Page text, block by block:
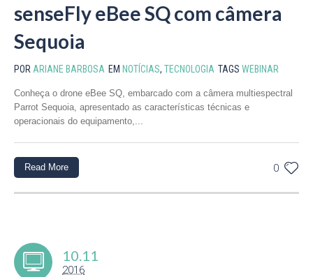
senseFly eBee SQ com câmera
Sequoia
POR ARIANE BARBOSA EM NOTÍCIAS, TECNOLOGIA TAGS WEBINAR
Conheça o drone eBee SQ, embarcado com a câmera multiespectral
Parrot Sequoia, apresentado as características técnicas e
operacionais do equipamento,...
0
Read More
10.11
2016